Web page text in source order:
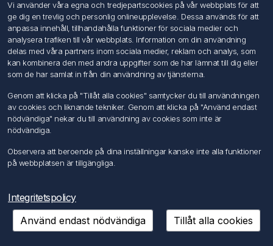
Kundtjänst
Sök
Mitt konto
Mina ordrar
Mina adresser
Följ oss
Copyright © 2026 FÖRCH Sverige AB. Alla rättigheter reserverade.
Powered bynopCommerce
Vi använder våra egna och tredjepartscookies på vår webbplats för att
ge dig en trevlig och personlig onlineupplevelse. Dessa används för att
anpassa innehåll, tillhandahålla funktioner för sociala medier och
analysera trafiken till vår webbplats. Information om din användning
delas med våra partners inom sociala medier, reklam och analys, som
kan kombinera den med andra uppgifter som de har lämnat till dig eller
som de har samlat in från din användning av tjänsterna.
Genom att klicka på "Tillåt alla cookies" samtycker du till användningen
av cookies och liknande tekniker. Genom att klicka på "Använd endast
nödvändiga" nekar du till användning av cookies som inte är
nödvändiga.
Observera att beroende på dina inställningar kanske inte alla funktioner
på webbplatsen är tillgängliga.
Integritetspolicy
Använd endast nödvändiga
Tillåt alla cookies